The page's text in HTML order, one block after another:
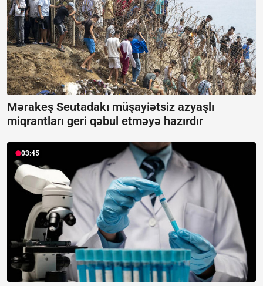
Mərakeş Seutadakı müşayiətsiz azyaşlı
miqrantları geri qəbul etməyə hazırdır
03:45